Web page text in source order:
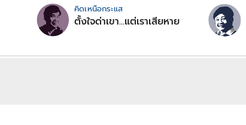
คิดเหนือกระแส
ตั้งใจด่าเขา...แต่เราเสียหาย